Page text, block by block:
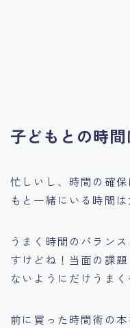
子どもとの時
忙しいし、時間の確
もと一緒にいる時間
うまく時間のバラン
すけどね！当面の課
ないようにだけうまく
前に買った時間術の本